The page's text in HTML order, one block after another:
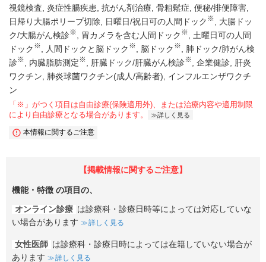
視鏡検査 炎症性腸疾患 抗がん剤治療 骨粗鬆症 便秘/排便障害
日帰り大腸ポリープ切除
日曜日/祝日可の人間ドック ※
大腸ドッ
ク/大腸がん検診※ 胃カメラを含む人間ドック ※
土曜日可の人間
ドック ※ 人間ドックと脳ドック ※ 脳ドック ※
肺ドック/肺がん検
診※ 内臓脂肪測定※ 肝臓ドック/肝臓がん検診※ 企業健診 肝炎
ワクチン
肺炎球菌ワクチン(成人/高齢者)
インフルエンザワクチ
ン
「※」がつく項目は自由診療(保険適用外)、または治療内容や適用制限
により自由診療となる場合があります。
詳しく見る
本情報に関するご注意
【掲載情報に関するご注意】
機能・特徴 の項目の、
オンライン診療 は診療科・診療日時等によっては対応していな
い場合があります
詳しく見る
女性医師 は診療科・診療日時によっては在籍していない場合が
あります
詳しく見る